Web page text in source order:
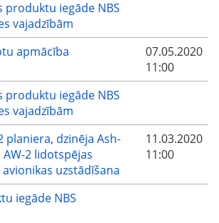
produktu iegāde NBS
vajadzībām
apmācība
07.05.2020
11:00
produktu iegāde NBS
vajadzībām
planiera, dzinēja Ash-
2 lidotspējas
uzstādīšana
11.03.2020
11:00
iegāde NBS